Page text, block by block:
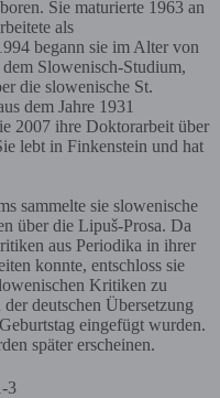
Sie maturierte 1963 an
als
begann sie im Alter von
Slowenisch-Studium,
die slowenische St.
dem Jahre 1931
2007 ihre Doktorarbeit über
lebt in Finkenstein und hat
sammelte sie slowenische
über die Lipuš-Prosa. Da
aus Periodika in ihrer
konnte, entschloss sie
Kritiken zu
deutschen Übersetzung
eingefügt wurden.
später erscheinen.
3